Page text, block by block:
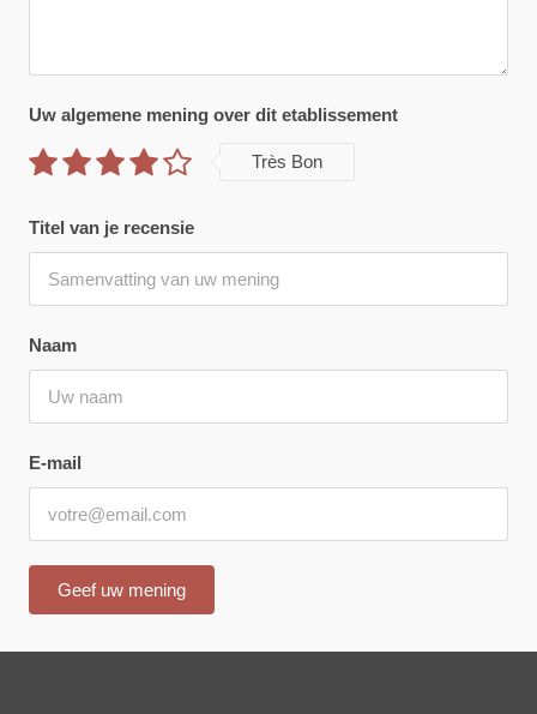
Naam
E-mail
Uw algemene mening over dit etablissement
Très Bon
Titel van je recensie